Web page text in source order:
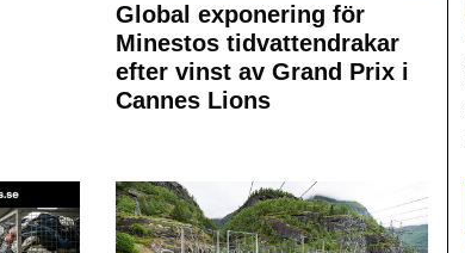
Global exponering för
Minestos tidvattendrakar
efter vinst av Grand Prix i
Cannes Lions